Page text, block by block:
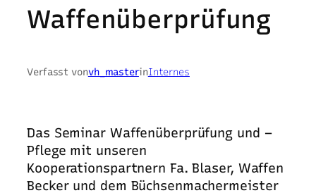
Waffenüberprüfung
Verfasst vonvh_masterinInternes
Das Seminar Waffenüberprüfung und –
Pflege mit unseren
Kooperationspartnern Fa. Blaser, Waffen
Becker und dem Büchsenmachermeister